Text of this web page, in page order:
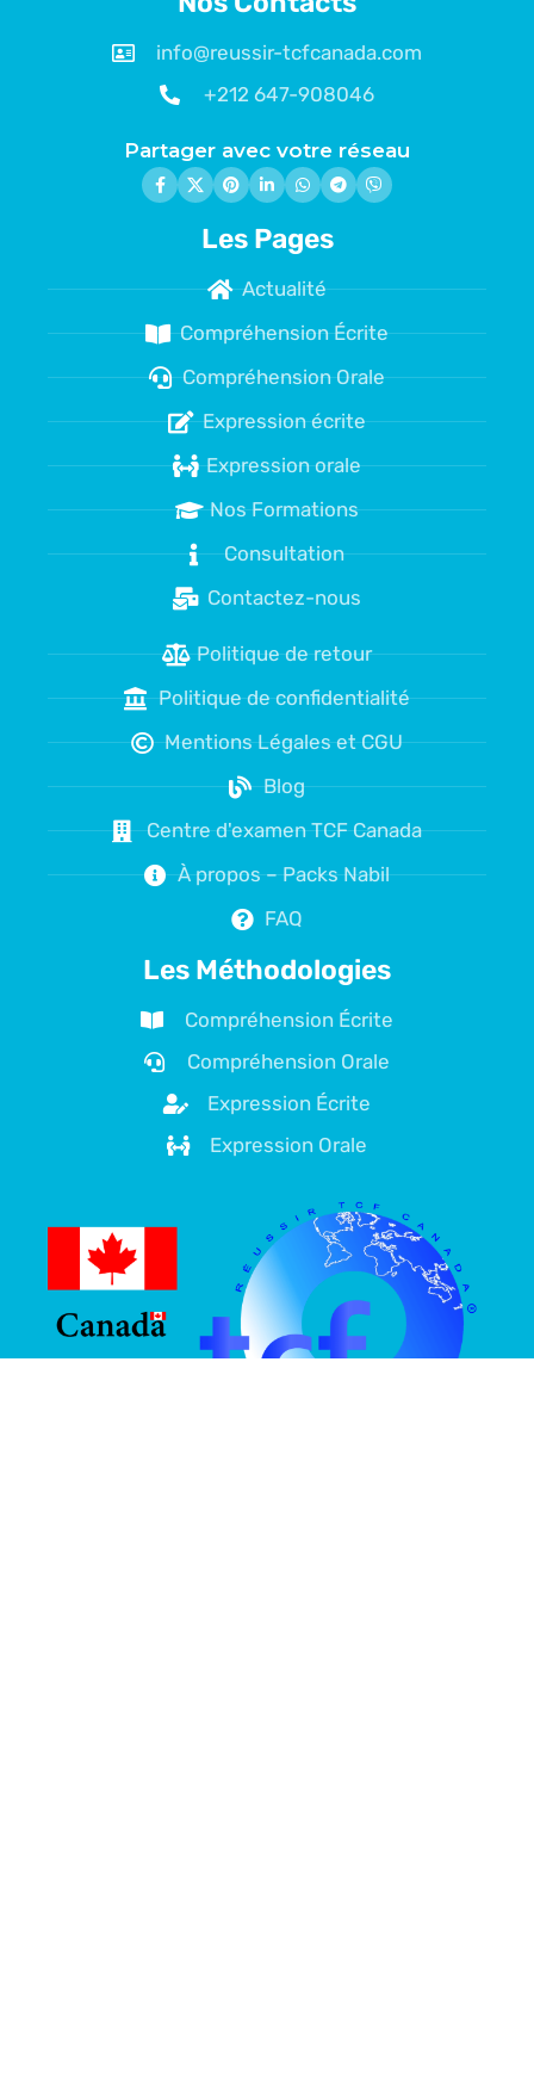
info@reussir-tcfcanada.com
+212 647-908046
Partager avec votre réseau
Les Pages
Actualité
Compréhension Écrite
Compréhension Orale
Expression écrite
Expression orale
Nos Formations
Consultation
Contactez-nous
Politique de retour
Politique de confidentialité
Mentions Légales et CGU
Blog
Centre d'examen TCF Canada
À propos – Packs Nabil
FAQ
Les Méthodologies
Compréhension Écrite
Compréhension Orale
Expression Écrite
Expression Orale